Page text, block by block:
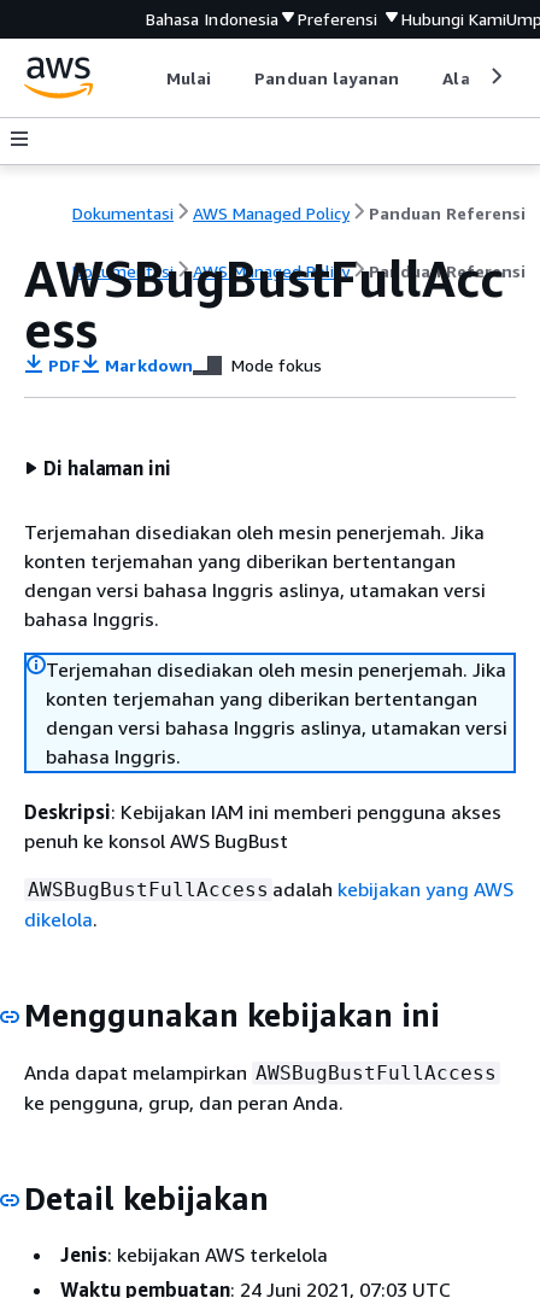
Bahasa Indonesia Preferensi Hubungi Kami
Mulai Panduan layanan Alat
Dokumentasi AWS Managed Policy Panduan Referensi
Dokumentasi AWS Managed Policy Panduan Referensi
AWSBugBustFullAcc
ess
PDF Markdown Mode fokus
Di halaman ini
Terjemahan disediakan oleh mesin penerjemah. Jika
konten terjemahan yang diberikan bertentangan
dengan versi bahasa Inggris aslinya, utamakan versi
bahasa Inggris.
Terjemahan disediakan oleh mesin penerjemah. Jika
konten terjemahan yang diberikan bertentangan
dengan versi bahasa Inggris aslinya, utamakan versi
bahasa Inggris.
Deskripsi: Kebijakan IAM ini memberi pengguna akses
penuh ke konsol AWS BugBust
AWSBugBustFullAccess adalah kebijakan yang AWS
dikelola.
Menggunakan kebijakan ini
Anda dapat melampirkan AWSBugBustFullAccess
ke pengguna, grup, dan peran Anda.
Detail kebijakan
Jenis: kebijakan AWS terkelola
Waktu pembuatan: 24 Juni 2021, 07:03 UTC